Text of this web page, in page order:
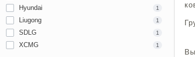
Hyundai 1
Liugong 1
SDLG 1
XCMG 1